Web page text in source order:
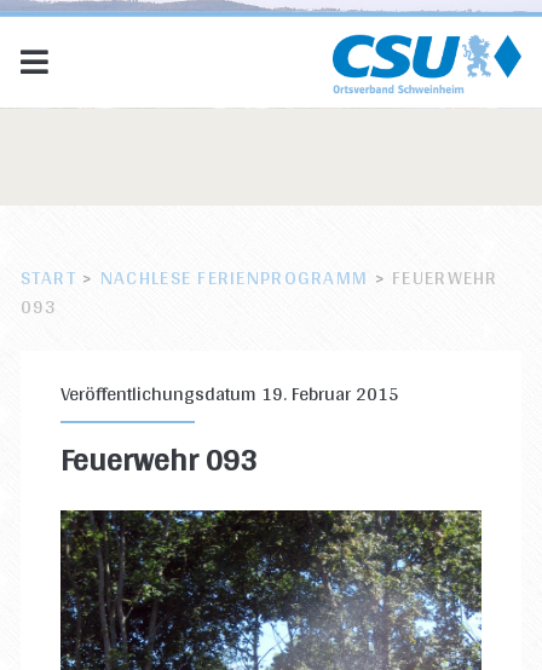
START > NACHLESE FERIENPROGRAMM > FEUERWEHR
093
Veröffentlichungsdatum 19. Februar 2015
Feuerwehr 093